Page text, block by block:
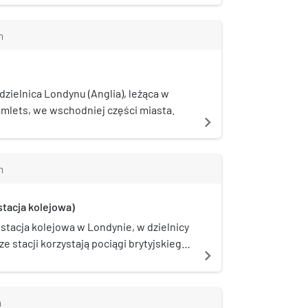
obiekty.
długoterminowego planu rozbudowy
miliona pasażerów.
Londynu (Anglia), leżąca w
we wschodniej części miasta.
navigate_next
kolejowa)
kolejowa w Londynie, w dzielnicy
stacji korzystają pociągi brytyjskiego
miejskiej należy do drugiej
navigate_next